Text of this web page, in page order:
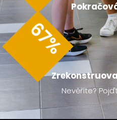
67
%
Nevěříte?